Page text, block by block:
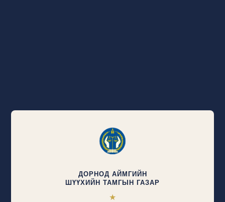
ДОРНОД АЙМГИЙН
ШҮҮХИЙН ТАМГЫН ГАЗАР
★